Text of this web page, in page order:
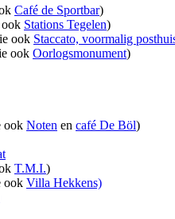
Café de Sportbar)
Stations Tegelen)
ook Staccato, voormalig
ook Oorlogsmonument)
ook Noten en café De Böl)
T.M.I.)
ook Villa Hekkens)